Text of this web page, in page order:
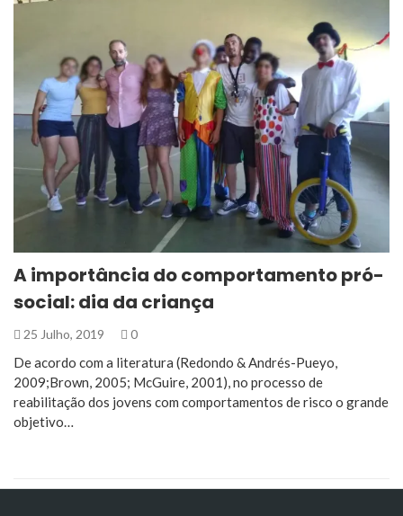
A importância do comportamento pró-
social: dia da criança
25 Julho, 2019 0
De acordo com a literatura (Redondo & Andrés-Pueyo,
2009;Brown, 2005; McGuire, 2001), no processo de
reabilitação dos jovens com comportamentos de risco o grande
objetivo…